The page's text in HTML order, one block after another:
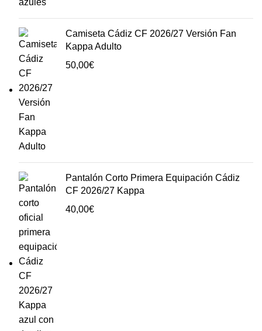
Camiseta Cádiz CF 2026/27 Versión Fan
Kappa Adulto
50,00€
Pantalón Corto Primera Equipación Cádiz
CF 2026/27 Kappa
40,00€